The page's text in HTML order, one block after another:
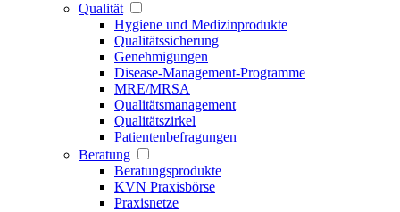
Qualität
Hygiene und Medizinprodukte
Qualitätssicherung
Genehmigungen
Disease-Management-Programme
MRE/MRSA
Qualitätsmanagement
Qualitätszirkel
Patientenbefragungen
Beratung
Beratungsprodukte
KVN Praxisbörse
Praxisnetze